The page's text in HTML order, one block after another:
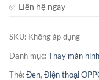
✅ Liên hệ ngay
SKU: Không áp dụng
Danh mục:Thay màn
Thẻ:Đen, Điện thoại